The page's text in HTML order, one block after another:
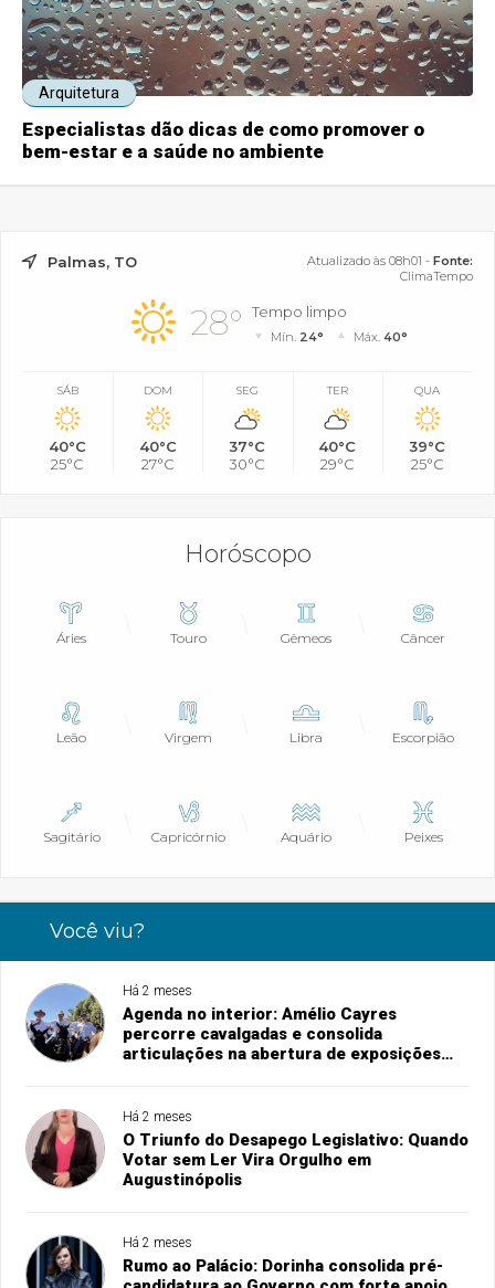
Arquitetura
Especialistas dão dicas de como promover o
bem-estar e a saúde no ambiente
Palmas, TO Atualizado às 08h01 - Fonte:
ClimaTempo
28° Tempo limpo
Mín. 24° Máx.40°
SÁB
40°C
25°C
DOM
40°C
27°C
SEG
37°C
30°C
TER
40°C
29°C
QUA
39°C
25°C
Horóscopo
Áries Touro Gêmeos Câncer
Leão Virgem Libra Escorpião
Sagitário Capricórnio Aquário Peixes
Você viu?
Há 2 meses
Agenda no interior: Amélio Cayres
percorre cavalgadas e consolida
articulações na abertura de exposições
Há 2 meses
O Triunfo do Desapego Legislativo: Quando
Votar sem Ler Vira Orgulho em
Augustinópolis
Há 2 meses
Rumo ao Palácio: Dorinha consolida pré-